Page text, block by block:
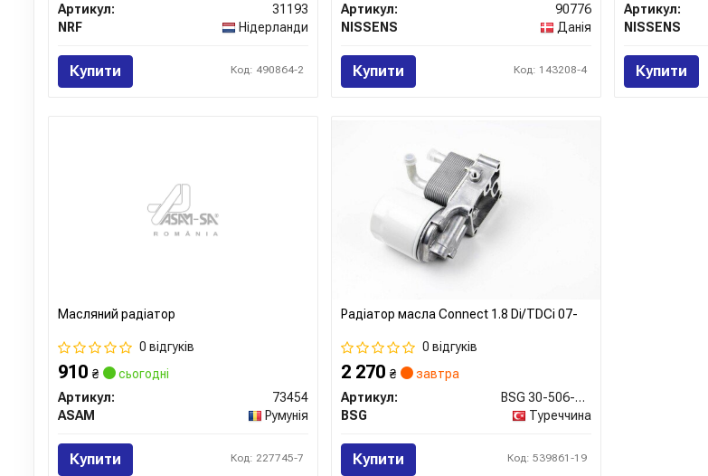
Артикул:
31193
NRF
Нідерланди
Купити Код: 490864-2
Артикул:
90776
NISSENS
Данія
Купити Код: 143208-4
Артикул:
NISSENS
Купити
Масляний радіатор
0 відгуків
910 ₴
сьогодні
Артикул:
73454
ASAM
Румунія
Купити Код: 227745-7
Радіатор масла Connect 1.8 Di/TDCi 07-
0 відгуків
2 270 ₴
завтра
Артикул:
BSG 30-506-002
BSG
Туреччина
Купити Код: 539861-19